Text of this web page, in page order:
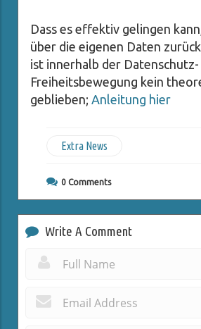
Dass es effektiv gelingen
über die eigenen Daten
ist innerhalb der Datenschutz-
Freiheitsbewegung kein
geblieben; Anleitung hier
Extra News
0 Comments
Write A Comment